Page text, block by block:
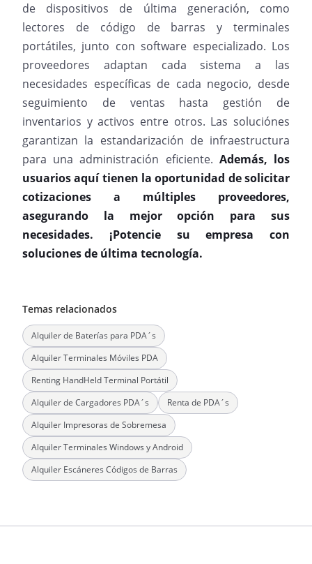
de dispositivos de última generación, como
lectores de código de barras y terminales
portátiles, junto con software especializado. Los
proveedores adaptan cada sistema a las
necesidades específicas de cada negocio, desde
seguimiento de ventas hasta gestión de
inventarios y activos entre otros. Las soluciónes
garantizan la estandarización de infraestructura
para una administración eficiente. Además, los
usuarios aquí tienen la oportunidad de solicitar
cotizaciones a múltiples proveedores,
asegurando la mejor opción para sus
necesidades. ¡Potencie su empresa con
soluciones de última tecnología.
Temas relacionados
Alquiler de Baterías para PDA´s
Alquiler Terminales Móviles PDA
Renting HandHeld Terminal Portátil
Alquiler de Cargadores PDA´s
Renta de PDA´s
Alquiler Impresoras de Sobremesa
Alquiler Terminales Windows y Android
Alquiler Escáneres Códigos de Barras